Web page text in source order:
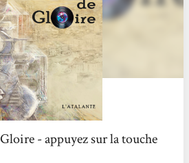
- appuyez sur la touche